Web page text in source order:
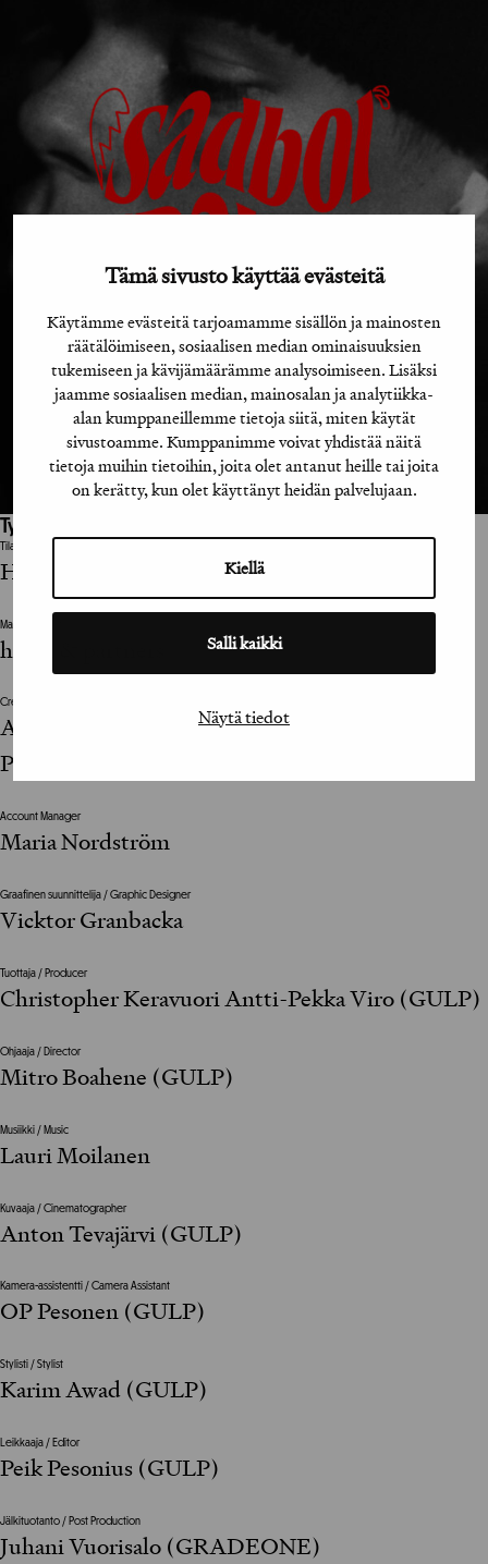
Tämä sivusto käyttää evästeitä
Käytämme evästeitä tarjoamamme sisällön ja mainosten
räätälöimiseen, sosiaalisen median ominaisuuksien
tukemiseen ja kävijämäärämme analysoimiseen. Lisäksi
jaamme sosiaalisen median, mainosalan ja analytiikka-
alan kumppaneillemme tietoja siitä, miten käytät
sivustoamme. Kumppanimme voivat yhdistää näitä
tietoja muihin tietoihin, joita olet antanut heille tai joita
on kerätty, kun olet käyttänyt heidän palvelujaan.
Kiellä
Salli kaikki
Näytä tiedot
Työhön osallistuneet henkilöt / tahot:
Tilaaja
Helsingin kaupunki
Mainostoimisto
hasan & partners
Creative
Ayan Aden Ashur Munge Noel Kipre Kasperi
Paananen
Account Manager
Maria Nordström
Graafinen suunnittelija / Graphic Designer
Vicktor Granbacka
Tuottaja / Producer
Christopher Keravuori Antti-Pekka Viro (GULP)
Ohjaaja / Director
Mitro Boahene (GULP)
Musiikki / Music
Lauri Moilanen
Kuvaaja / Cinematographer
Anton Tevajärvi (GULP)
Kamera-assistentti / Camera Assistant
OP Pesonen (GULP)
Stylisti / Stylist
Karim Awad (GULP)
Leikkaaja / Editor
Peik Pesonius (GULP)
Jälkituotanto / Post Production
Juhani Vuorisalo (GRADEONE)